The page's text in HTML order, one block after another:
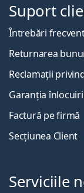
Suport
Întrebări
Returnarea
Reclamații
Garanția
Factură pe firmă
Secțiunea Client
Serviciile